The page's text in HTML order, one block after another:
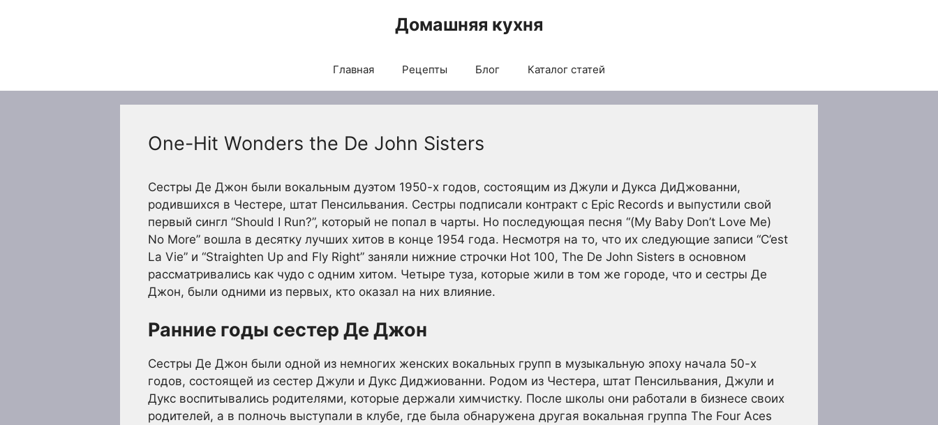
Домашняя кухня
Главная Рецепты Блог Каталог статей
One-Hit Wonders the De John Sisters
Сестры Де Джон были вокальным дуэтом 1950-х годов, состоящим из Джули и Дукса ДиДжованни,
родившихся в Честере, штат Пенсильвания. Сестры подписали контракт с Epic Records и выпустили свой
первый сингл “Should I Run?”, который не попал в чарты. Но последующая песня “(My Baby Don’t Love Me)
No More” вошла в десятку лучших хитов в конце 1954 года. Несмотря на то, что их следующие записи “C’est
La Vie” и “Straighten Up and Fly Right” заняли нижние строчки Hot 100, The De John Sisters в основном
рассматривались как чудо с одним хитом. Четыре туза, которые жили в том же городе, что и сестры Де
Джон, были одними из первых, кто оказал на них влияние.
Ранние годы сестер Де Джон
Сестры Де Джон были одной из немногих женских вокальных групп в музыкальную эпоху начала 50-х
годов, состоящей из сестер Джули и Дукс Диджиованни. Родом из Честера, штат Пенсильвания, Джули и
Дукс воспитывались родителями, которые держали химчистку. После школы они работали в бизнесе своих
родителей, а в полночь выступали в клубе, где была обнаружена другая вокальная группа The Four Aces